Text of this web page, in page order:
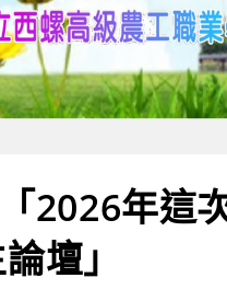
2026年這
壇」